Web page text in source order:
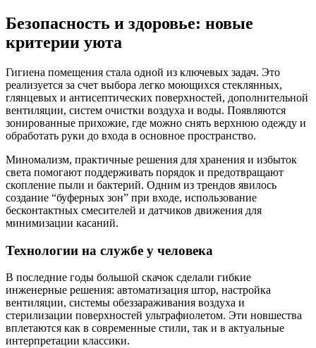
Безопасность и здоровье: новые
критерии уюта
Гигиена помещения стала одной из ключевых задач. Это
реализуется за счет выбора легко моющихся стеклянных,
глянцевых и антисептических поверхностей, дополнительной
вентиляции, систем очистки воздуха и воды. Появляются
зонированные прихожие, где можно снять верхнюю одежду и
обработать руки до входа в основное пространство.
Миномализм, практичные решения для хранения и избыток
света помогают поддерживать порядок и предотвращают
скопление пыли и бактерий. Одним из трендов явилось
создание “буферных зон” при входе, использование
бесконтактных смесителей и датчиков движения для
минимизации касаний.
Технологии на службе у человека
В последние годы большой скачок сделали гибкие
инженерные решения: автоматизация штор, настройка
вентиляции, системы обеззараживания воздуха и
стерилизации поверхностей ультрафиолетом. Эти новшества
вплетаются как в современные стили, так и в актуальные
интерпретации классики.